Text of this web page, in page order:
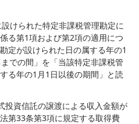
けられた特定非課税管理勘定に
る第1項および第2項の適用につ
定が設けられた日の属する年の1
での間」を「当該特定非課税管
る年の1月1日以後の期間」と読
投資信託の譲渡による収入金額が
第33条第3項に規定する取得費